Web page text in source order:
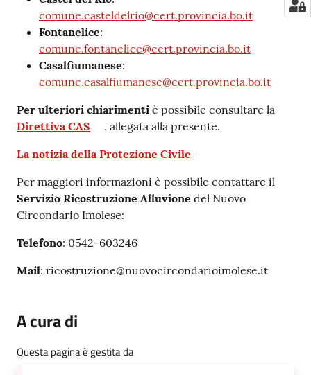
comune.casteldelrio@cert.provincia.bo.it
Fontanelice:
comune.fontanelice@cert.provincia.bo.it
Casalfiumanese:
comune.casalfiumanese@cert.provincia.bo.it
Per ulteriori chiarimenti è possibile consultare la
Direttiva CAS
, allegata alla presente.
La notizia della Protezione Civile
Per maggiori informazioni è possibile contattare il
Servizio Ricostruzione Alluvione del Nuovo
Circondario Imolese:
Telefono: 0542-603246
Mail: ricostruzione@nuovocircondarioimolese.it
A cura di
Questa pagina è gestita da